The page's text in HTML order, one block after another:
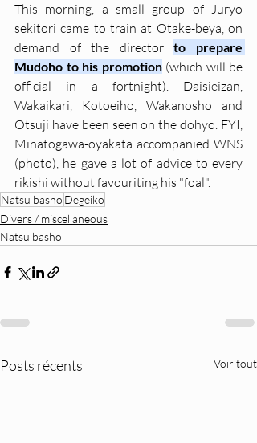
This morning, a small group of Juryo
sekitori came to train at Otake-beya, on
demand of the director to prepare
Mudoho to his promotion (which will be
official in a fortnight). Daisieizan,
Wakaikari, Kotoeiho, Wakanosho and
Otsuji have been seen on the dohyo. FYI,
Minatogawa-oyakata accompanied WNS
(photo), he gave a lot of advice to every
rikishi without favouriting his "foal".
Natsu basho Degeiko
Divers / miscellaneous
Natsu basho
Posts récents Voir tout